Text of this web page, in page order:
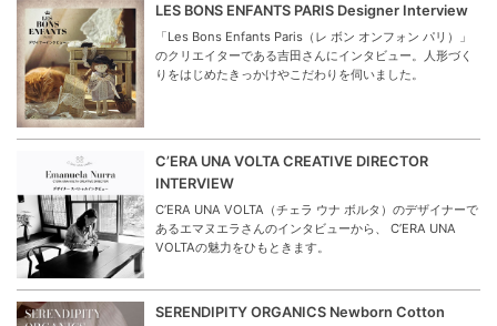
LES BONS ENFANTS PARIS Designer Interview
「Les Bons Enfants Paris（レ ボン オンフォン パリ）」
のクリエイターである吉田さんにインタビュー。人形づく
りをはじめたきっかけやこだわりを伺いました。
C’ERA UNA VOLTA CREATIVE DIRECTOR
INTERVIEW
C’ERA UNA VOLTA（チェラ ウナ ボルタ）のデザイナーで
あるエマヌエラさんのインタビューから、 C’ERA UNA
VOLTAの魅力をひもときます。
SERENDIPITY ORGANICS Newborn Cotton